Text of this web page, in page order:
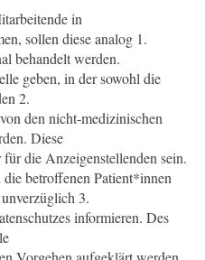
in
sollen diese analog 1.
behandelt werden.
geben, in der sowohl die
2.
den nicht-medizinischen
Diese
die Anzeigenstellenden sein.
betroffenen Patient*innen
3.
informieren. Des